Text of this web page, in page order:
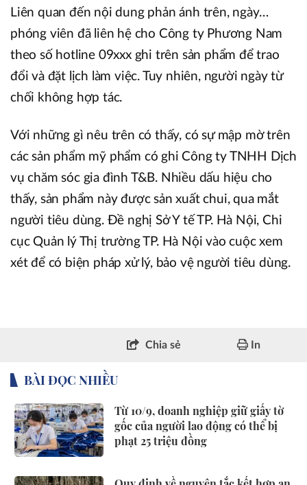
Liên quan đến nội dung phản ánh trên, ngày…
phóng viên đã liên hệ cho Công ty Phương Nam
theo số hotline 09xxx ghi trên sản phẩm để trao
đổi và đặt lịch làm việc. Tuy nhiên, người ngày từ
chối không hợp tác.
Với những gì nêu trên có thấy, có sự mập mờ trên
các sản phẩm mỹ phẩm có ghi Công ty TNHH Dịch
vụ chăm sóc gia đình T&B. Nhiều dấu hiệu cho
thấy, sản phẩm này được sản xuất chui, qua mắt
người tiêu dùng. Đề nghị Sở Y tế TP. Hà Nội, Chi
cục Quản lý Thị trường TP. Hà Nội vào cuộc xem
xét để có biện pháp xử lý, bảo vệ người tiêu dùng.
Chia sẻ In
BÀI ĐỌC NHIỀU
Từ 10/9, doanh nghiệp giữ giấy tờ
gốc của người lao động có thể bị
phạt 25 triệu đồng